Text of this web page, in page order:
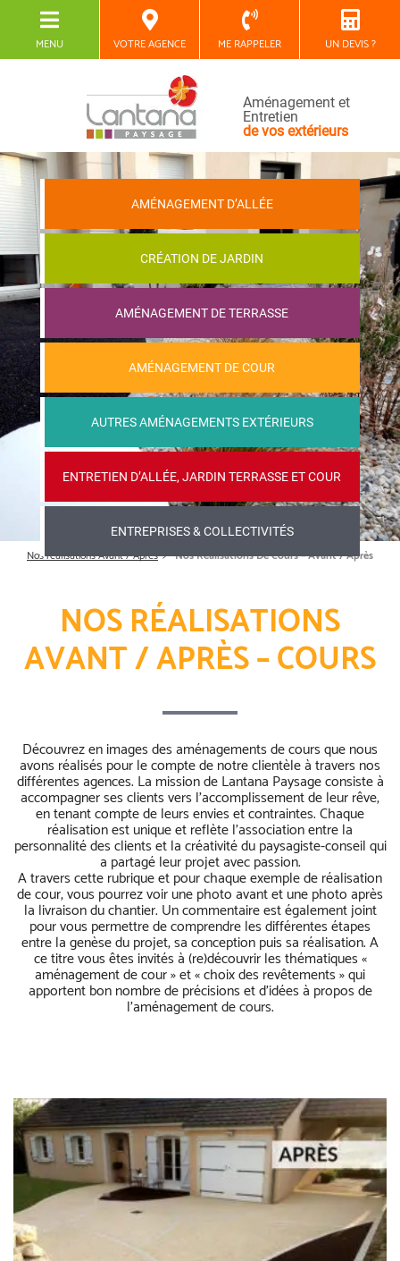
MENU VOTRE AGENCE ME RAPPELER UN DEVIS ?
Aménagement et
Entretien
de vos extérieurs
AMÉNAGEMENT D’ALLÉE
CRÉATION DE JARDIN
AMÉNAGEMENT DE TERRASSE
AMÉNAGEMENT DE COUR
AUTRES AMÉNAGEMENTS EXTÉRIEURS
ENTRETIEN D’ALLÉE, JARDIN TERRASSE ET COUR
ENTREPRISES & COLLECTIVITÉS
Nos réalisations Avant / Après Nos Réalisations De Cours – Avant / Après
NOS RÉALISATIONS
AVANT / APRÈS – COURS
Découvrez en images des aménagements de cours que nous
avons réalisés pour le compte de notre clientèle à travers nos
différentes agences. La mission de Lantana Paysage consiste à
accompagner ses clients vers l’accomplissement de leur rêve,
en tenant compte de leurs envies et contraintes. Chaque
réalisation est unique et reflète l’association entre la
personnalité des clients et la créativité du paysagiste-conseil qui
a partagé leur projet avec passion.
A travers cette rubrique et pour chaque exemple de réalisation
de cour, vous pourrez voir une photo avant et une photo après
la livraison du chantier. Un commentaire est également joint
pour vous permettre de comprendre les différentes étapes
entre la genèse du projet, sa conception puis sa réalisation. A
ce titre vous êtes invités à (re)découvrir les thématiques «
aménagement de cour » et « choix des revêtements » qui
apportent bon nombre de précisions et d’idées à propos de
l’aménagement de cours.